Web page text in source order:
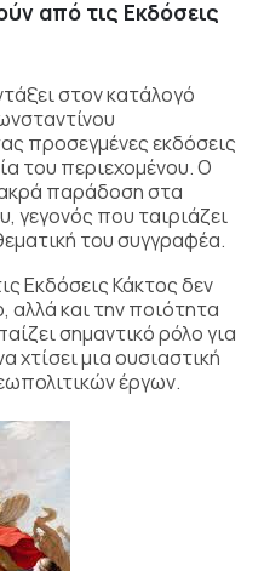
από τις Εκδόσεις
στον κατάλογό
προσεγμένες εκδόσεις
του περιεχομένου. Ο
παράδοση στα
γεγονός που ταιριάζει
του συγγραφέα.
Εκδόσεις Κάκτος δεν
και την ποιότητα
σημαντικό ρόλο για
χτίσει μια ουσιαστική
έργων.